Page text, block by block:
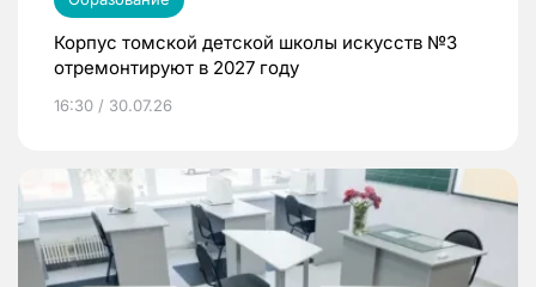
Корпус томской детской школы искусств №3
отремонтируют в 2027 году
16:30 / 30.07.26